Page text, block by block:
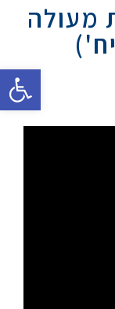
פתח
מעולה